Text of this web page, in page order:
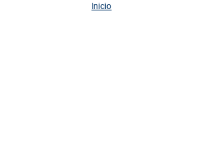
Inicio